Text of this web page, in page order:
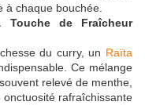
chaque bouchée.
de Fraîcheur
du curry, un Raïta
Ce mélange
relevé de menthe,
rafraîchissante